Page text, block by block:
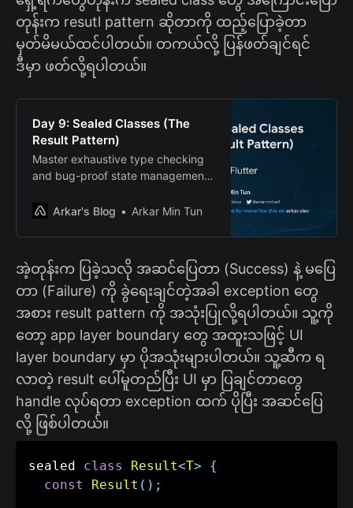
တုန်းက resutl pattern ဆိုတာကို ထည့်ပြောခဲ့တာ
မှတ်မိမယ်ထင်ပါတယ်။ တကယ်လို့ ပြန်ဖတ်ချင်ရင်
ဒီမှာ ဖတ်လို့ရပါတယ်။
Day 9: Sealed Classes (The
Result Pattern)
Master exhaustive type checking
and bug-proof state management
to handle every possible scenario
Arkar's Blog Arkar Min Tun
အဲ့တုန်းက ပြခဲ့သလို အဆင်ပြေတာ (Success) နဲ့ မပြေ
တာ (Failure) ကို ခွဲရေးချင်တဲ့အခါ exception တွေ
အစား result pattern ကို အသုံးပြုလို့ရပါတယ်။ သူ့ကို
တော့ app layer boundary တွေ အထူးသဖြင့် UI
layer boundary မှာ ပိုအသုံးများပါတယ်။ သူ့ဆီက ရ
လာတဲ့ result ပေါ်မူတည်ပြီး UI မှာ ပြချင်တာတွေ
handle လုပ်ရတာ exception ထက် ပိုပြီး အဆင်ပြေ
လို့ ဖြစ်ပါတယ်။
sealed class Result<T>
{
const
Result ( ) ;